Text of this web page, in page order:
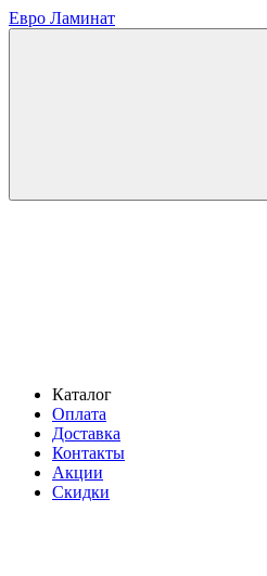
Евро Ламинат
Каталог
Оплата
Доставка
Контакты
Акции
Скидки